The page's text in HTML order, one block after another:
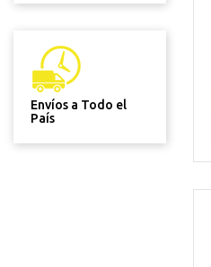
Envíos a Todo el
País